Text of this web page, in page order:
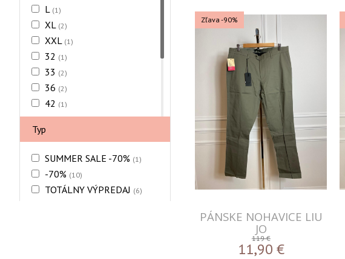
L (1)
XL (2)
XXL (1)
32 (1)
33 (2)
36 (2)
42 (1)
46
48
(3)
Typ
SUMMER SALE -70% (1)
-70% (10)
TOTÁLNY VÝPREDAJ (6)
Zľava -90%
PÁNSKE NOHAVICE LIU
JO
119 €
11,90 €